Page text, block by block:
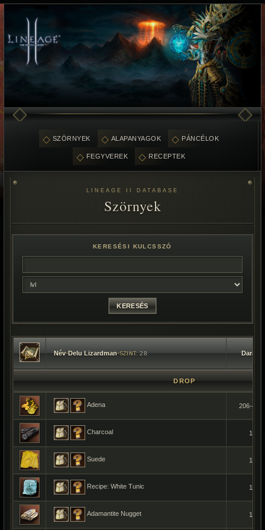
SZÖRNYEK ALAPANYAGOK PÁNCÉLOK
FEGYVEREK RECEPTEK
LINEAGE II DATABASE
Szörnyek
KERESÉSI KULCSSZÓ
Név•Delu Lizardman•SZINT:28 Darab
DROP
Adena 206-403
Charcoal 1
Suede 1
Recipe: White Tunic 1
Adamantite Nugget 1